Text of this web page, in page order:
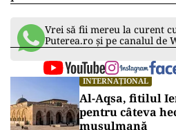
atacatorul Thomas
focul de pe acoperișul
apropiere. Atacatorul a
de forțele de securitate.
În septembrie 2024, un alt
interceptat de agenții